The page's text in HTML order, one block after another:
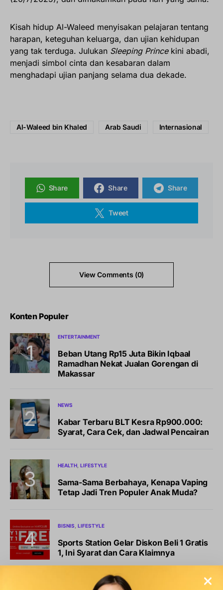
Kisah hidup Al-Waleed menyisakan pelajaran tentang
harapan, keteguhan keluarga, dan ujian kehidupan
yang tak terduga. Julukan Sleeping Princekini abadi,
menjadi simbol cinta dan kesabaran dalam
menghadapi ujian panjang selama dua dekade.
Al-Waleed bin Khaled Arab Saudi Internasional
Share Share Share
Tweet
View Comments (0)
Konten Populer
ENTERTAINMENT
Beban Utang Rp15 Juta Bikin Iqbaal
Ramadhan Nekat Jualan Gorengan di
Makassar
NEWS
Kabar Terbaru BLT Kesra Rp900.000:
Syarat, Cara Cek, dan Jadwal Pencairan
HEALTH LIFESTYLE
Sama-Sama Berbahaya, Kenapa Vaping
Tetap Jadi Tren Populer Anak Muda?
BISNIS LIFESTYLE
Sports Station Gelar Diskon Beli 1 Gratis
1, Ini Syarat dan Cara Klaimnya